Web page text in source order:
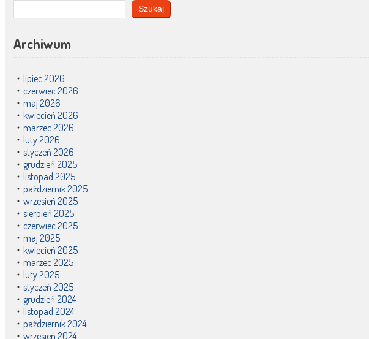
Szukaj
Archiwum
lipiec 2026
czerwiec 2026
maj 2026
kwiecień 2026
marzec 2026
luty 2026
styczeń 2026
grudzień 2025
listopad 2025
październik 2025
wrzesień 2025
sierpień 2025
czerwiec 2025
maj 2025
kwiecień 2025
marzec 2025
luty 2025
styczeń 2025
grudzień 2024
listopad 2024
październik 2024
wrzesień 2024